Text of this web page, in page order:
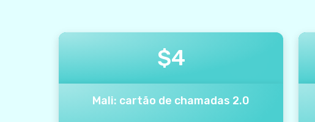
$4
Mali: cartão de chamadas 2.0